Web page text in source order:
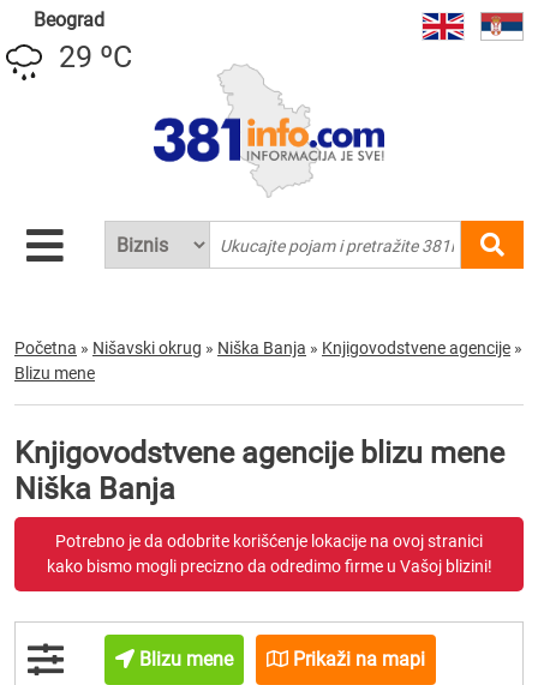
Beograd
29 ºC
Početna » Nišavski okrug » Niška Banja » Knjigovodstvene agencije »
Blizu mene
Knjigovodstvene agencije blizu mene
Niška Banja
Potrebno je da odobrite korišćenje lokacije na ovoj stranici
kako bismo mogli precizno da odredimo firme u Vašoj blizini!
Blizu mene Prikaži na mapi